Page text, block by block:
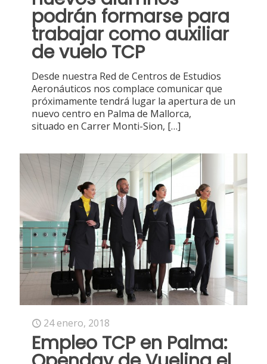
podrán formarse para
trabajar como auxiliar
de vuelo TCP
Desde nuestra Red de Centros de Estudios
Aeronáuticos nos complace comunicar que
próximamente tendrá lugar la apertura de un
nuevo centro en Palma de Mallorca,
situado en Carrer Monti-Sion, […]
24 enero, 2018
Empleo TCP en Palma: